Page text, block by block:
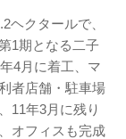
ヘクタールで、
1期となる二子
4月に着工、マ
者店舗・駐車場
11年3月に残り
オフィスも完成